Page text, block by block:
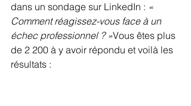
dans un sondage sur LinkedIn : «
Comment réagissez-vous face à un
échec professionnel ? »Vous êtes plus
de 2 200 à y avoir répondu et voilà les
résultats :